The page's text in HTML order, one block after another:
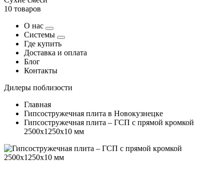
10 товаров
О нас
Системы
Где купить
Доставка и оплата
Блог
Контакты
Дилеры поблизости
Главная
Гипсостружечная плита в Новокузнецке
Гипсостружечная плита – ГСП с прямой кромкой
2500х1250х10 мм